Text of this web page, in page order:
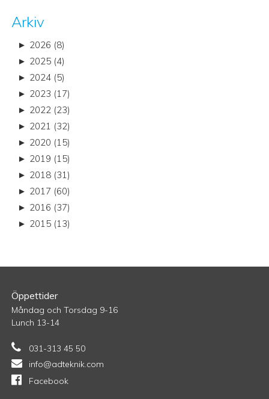
Arkiv
► 2026 (8)
► 2025 (4)
► 2024 (5)
► 2023 (17)
► 2022 (23)
► 2021 (32)
► 2020 (15)
► 2019 (15)
► 2018 (31)
► 2017 (60)
► 2016 (37)
► 2015 (13)
Öppettider
Måndag och Torsdag 9-16
Lunch 13-14
031-313 45 50
info@adteknik.com
Facebook